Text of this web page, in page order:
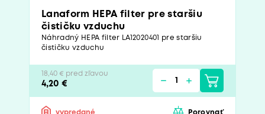
Lanaform HEPA filter pre staršiu
čističku vzduchu
Náhradný HEPA filter LA12020401 pre staršiu
čističku vzduchu
18,40 € pred zľavou
4,20 €
vypredané Porovnať